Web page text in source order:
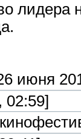
лидера
июня
02:59]